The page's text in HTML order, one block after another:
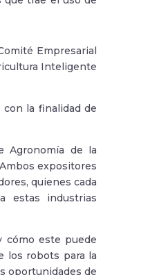
Empresarial
Inteligente
la finalidad de
Agronomía de la
expositores
quienes cada
estas industrias
cómo este puede
los robots para la
oportunidades de